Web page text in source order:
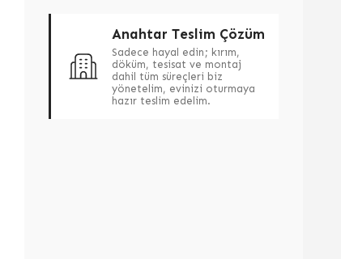
Anahtar Teslim Çözüm
Sadece hayal edin; kırım,
döküm, tesisat ve montaj
dahil tüm süreçleri biz
yönetelim, evinizi oturmaya
hazır teslim edelim.